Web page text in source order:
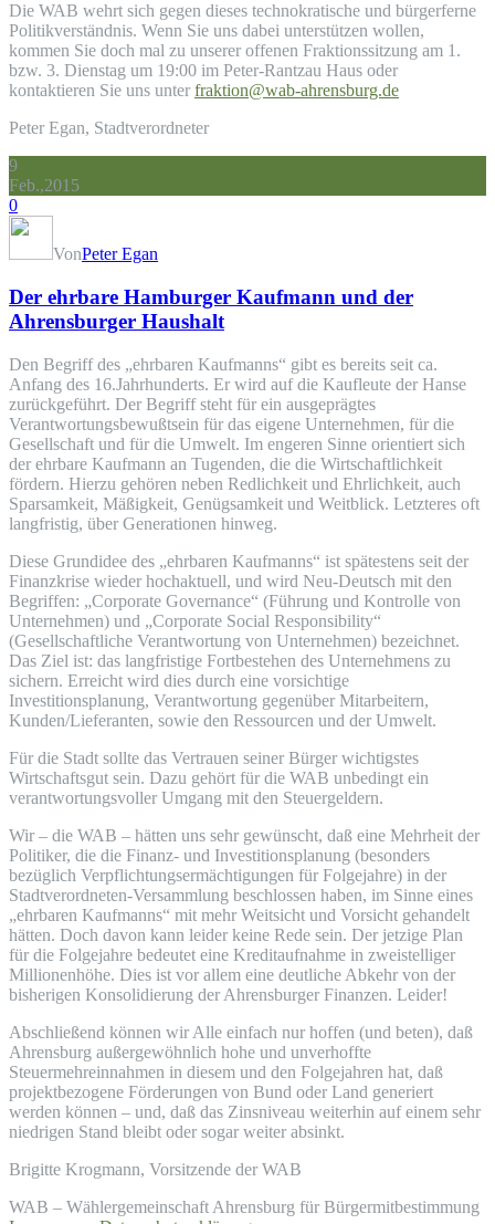
Die WAB wehrt sich gegen dieses technokratische und bürgerferne
Politikverständnis. Wenn Sie uns dabei unterstützen wollen,
kommen Sie doch mal zu unserer offenen Fraktionssitzung am 1.
bzw. 3. Dienstag um 19:00 im Peter-Rantzau Haus oder
kontaktieren Sie uns unter fraktion@wab-ahrensburg.de
Peter Egan, Stadtverordneter
9
Feb.,2015
0
VonPeter Egan
Der ehrbare Hamburger Kaufmann und der
Ahrensburger Haushalt
Den Begriff des „ehrbaren Kaufmanns“ gibt es bereits seit ca.
Anfang des 16.Jahrhunderts. Er wird auf die Kaufleute der Hanse
zurückgeführt. Der Begriff steht für ein ausgeprägtes
Verantwortungsbewußtsein für das eigene Unternehmen, für die
Gesellschaft und für die Umwelt. Im engeren Sinne orientiert sich
der ehrbare Kaufmann an Tugenden, die die Wirtschaftlichkeit
fördern. Hierzu gehören neben Redlichkeit und Ehrlichkeit, auch
Sparsamkeit, Mäßigkeit, Genügsamkeit und Weitblick. Letzteres oft
langfristig, über Generationen hinweg.
Diese Grundidee des „ehrbaren Kaufmanns“ ist spätestens seit der
Finanzkrise wieder hochaktuell, und wird Neu-Deutsch mit den
Begriffen: „Corporate Governance“ (Führung und Kontrolle von
Unternehmen) und „Corporate Social Responsibility“
(Gesellschaftliche Verantwortung von Unternehmen) bezeichnet.
Das Ziel ist: das langfristige Fortbestehen des Unternehmens zu
sichern. Erreicht wird dies durch eine vorsichtige
Investitionsplanung, Verantwortung gegenüber Mitarbeitern,
Kunden/Lieferanten, sowie den Ressourcen und der Umwelt.
Für die Stadt sollte das Vertrauen seiner Bürger wichtigstes
Wirtschaftsgut sein. Dazu gehört für die WAB unbedingt ein
verantwortungsvoller Umgang mit den Steuergeldern.
Wir – die WAB – hätten uns sehr gewünscht, daß eine Mehrheit der
Politiker, die die Finanz- und Investitionsplanung (besonders
bezüglich Verpflichtungsermächtigungen für Folgejahre) in der
Stadtverordneten-Versammlung beschlossen haben, im Sinne eines
„ehrbaren Kaufmanns“ mit mehr Weitsicht und Vorsicht gehandelt
hätten. Doch davon kann leider keine Rede sein. Der jetzige Plan
für die Folgejahre bedeutet eine Kreditaufnahme in zweistelliger
Millionenhöhe. Dies ist vor allem eine deutliche Abkehr von der
bisherigen Konsolidierung der Ahrensburger Finanzen. Leider!
Abschließend können wir Alle einfach nur hoffen (und beten), daß
Ahrensburg außergewöhnlich hohe und unverhoffte
Steuermehreinnahmen in diesem und den Folgejahren hat, daß
projektbezogene Förderungen von Bund oder Land generiert
werden können – und, daß das Zinsniveau weiterhin auf einem sehr
niedrigen Stand bleibt oder sogar weiter absinkt.
Brigitte Krogmann, Vorsitzende der WAB
WAB – Wählergemeinschaft Ahrensburg für Bürgermitbestimmung